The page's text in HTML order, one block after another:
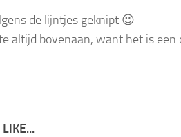
de lijntjes geknipt 😉
altijd bovenaan, want het is een